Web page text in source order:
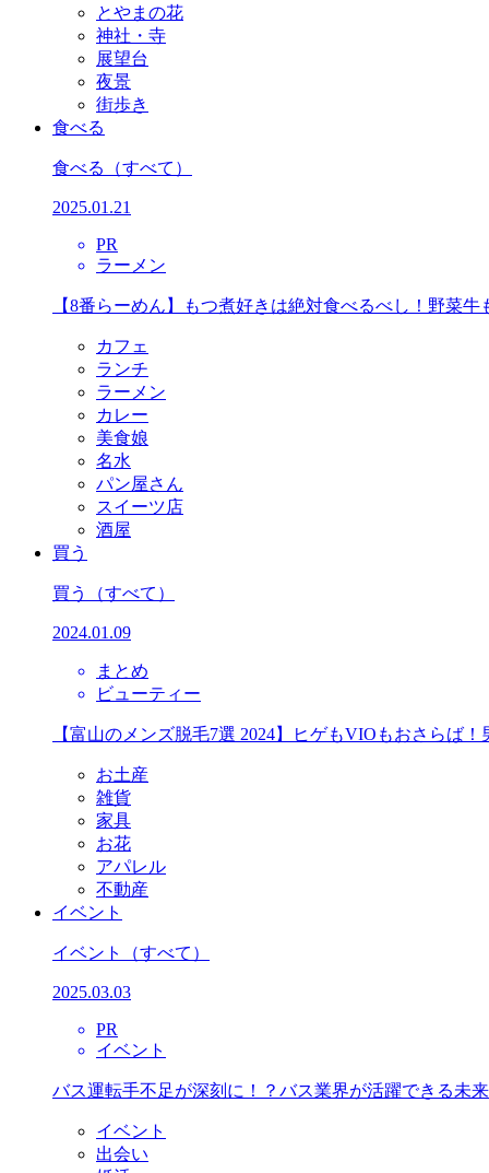
とやまの花
神社・寺
展望台
夜景
街歩き
食べる
食べる （すべて）
2025.01.21
PR
ラーメン
【8番らーめん】もつ煮好きは絶対食べるべし！野菜
カフェ
ランチ
ラーメン
カレー
美食娘
名水
パン屋さん
スイーツ店
酒屋
買う
買う （すべて）
2024.01.09
まとめ
ビューティー
【富山のメンズ脱毛7選 2024】ヒゲもVIOもおさらば
お土産
雑貨
家具
お花
アパレル
不動産
イベント
イベント （すべて）
2025.03.03
PR
イベント
バス運転手不足が深刻に！？バス業界が活躍できる未
イベント
出会い